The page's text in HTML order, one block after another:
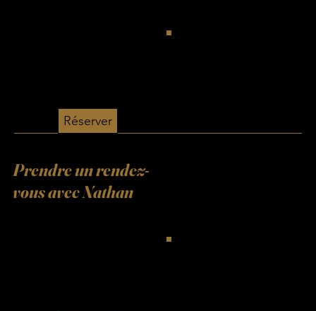
Réserver
Prendre un rendez-
vous avec Nathan